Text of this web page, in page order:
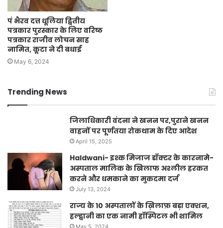
पं भैरव दत्त धूलिया द्वितीय
पत्रकार पुरस्कार के लिए वरिष्ठ
पत्रकार राजीव लोचन साह
नामित, कूटा ने दी बधाई
May 6, 2024
Trending News
जिलाधिकारी वंदना ने खनन पर,पुराने खनन
वाहनों पर पूर्णतया रोकथाम के दिए आदेश
April 15, 2025
Haldwani- इश्क मिजाज डॉक्टर के कारनामे-
अस्पताल मालिक के खिलाफ अश्लील हरकत
करने और धमकाने का मुकदमा दर्ज
July 13, 2024
राज्य के 10 अस्पतालों के ख़िलाफ़ बड़ा एक्शन,
हल्द्वानी का एक नामी हॉस्पिटल भी शामिल
May 5, 2024